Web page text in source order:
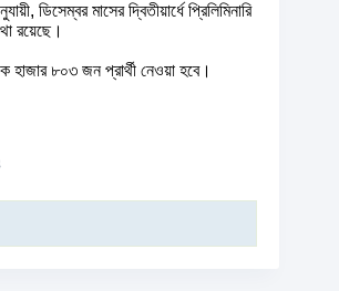
ডিসেম্বর মাসের দ্বিতীয়ার্ধে প্রিলিমিনারি
রয়েছে।
হাজার ৮০৩ জন প্রার্থী নেওয়া হবে।